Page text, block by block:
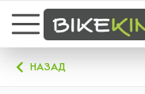
НАЗАД